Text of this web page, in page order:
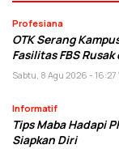
Profesiana
OTK Serang
Fasilitas FBS
Sabtu, 8 Agu 2026 - 16:27
Informatif
Tips Maba Hadapi
Siapkan Diri